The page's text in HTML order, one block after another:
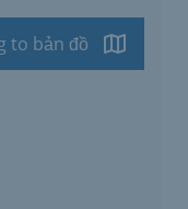
to bản đồ